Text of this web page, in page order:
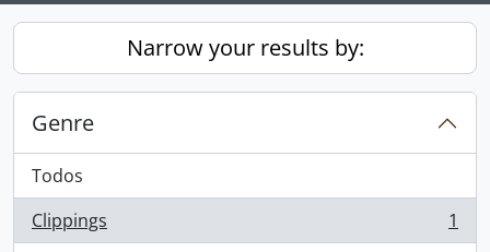
Narrow your results by:
Genre
Todos
Clippings
, 1 resultados
1